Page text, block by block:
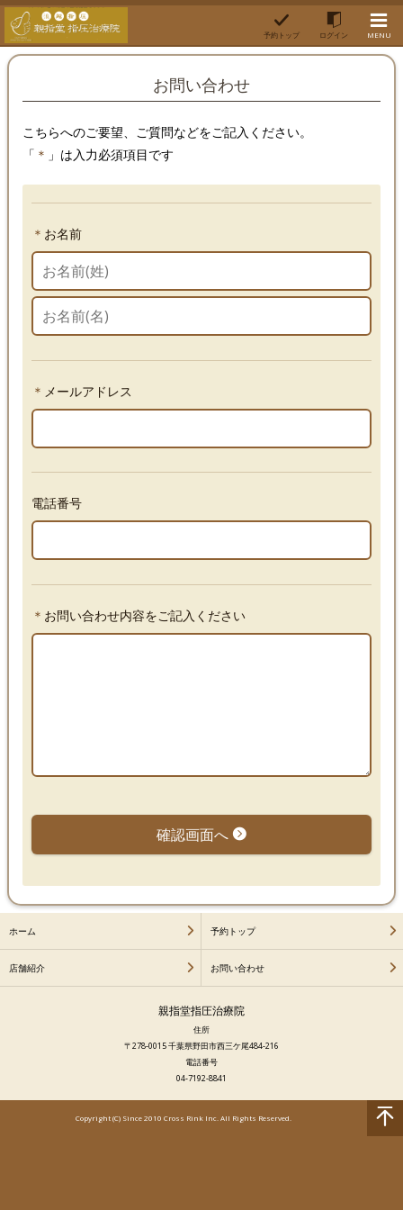
予約トップ ログイン MENU
お問い合わせ
こちらへのご要望、ご質問などをご記入ください。
「 ＊ 」は入力必須項目です
＊ お名前
＊ メールアドレス
電話番号
＊ お問い合わせ内容をご記入ください
確認画面へ
ホーム 予約トップ
店舗紹介 お問い合わせ
親指堂指圧治療院
住所
〒278-0015 千葉県野田市西三ケ尾484-216
電話番号
04-7192-8841
Copyright (C) Since 2010 Cross Rink Inc. All Rights Reserved.